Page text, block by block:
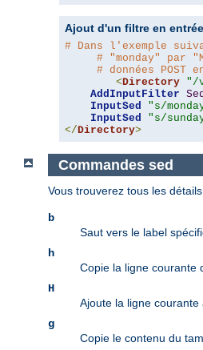
Ajout d'un filtre en entrée
# Dans l'exemple
# "monday" par
# données POST
<Directory "/
AddInputFilter Sed
InputSed
"s/
InputSed
"s/
</Directory>
Commandes sed
Vous trouverez tous les
b
Saut vers le label
h
Copie la ligne courante
H
Ajoute la ligne courante
g
Copie le contenu du